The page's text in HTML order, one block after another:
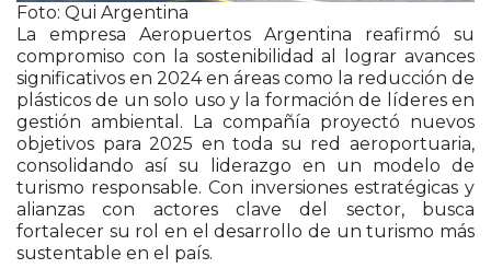
Foto: Qui Argentina
La empresa Aeropuertos Argentina reafirmó su
compromiso con la sostenibilidad al lograr avances
significativos en 2024 en áreas como la reducción de
plásticos de un solo uso y la formación de líderes en
gestión ambiental. La compañía proyectó nuevos
objetivos para 2025 en toda su red aeroportuaria,
consolidando así su liderazgo en un modelo de
turismo responsable. Con inversiones estratégicas y
alianzas con actores clave del sector, busca
fortalecer su rol en el desarrollo de un turismo más
sustentable en el país.